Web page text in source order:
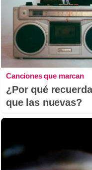
Canciones que marcan
¿Por qué
que las nuevas?